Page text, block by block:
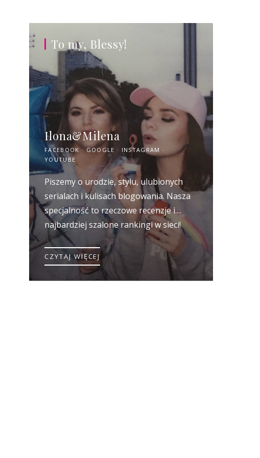
To my, Blessy!
Ilona&Milena
FACEBOOK GOOGLE
INSTAGRAM
YOUTUBE
Piszemy o urodzie, stylu, ulubionych
serialach i kulisach blogowania. Nasza
specjalność to rzeczowe recenzje i....
najbardziej szalone rankingi w sieci!
CZYTAJ WIĘCEJ